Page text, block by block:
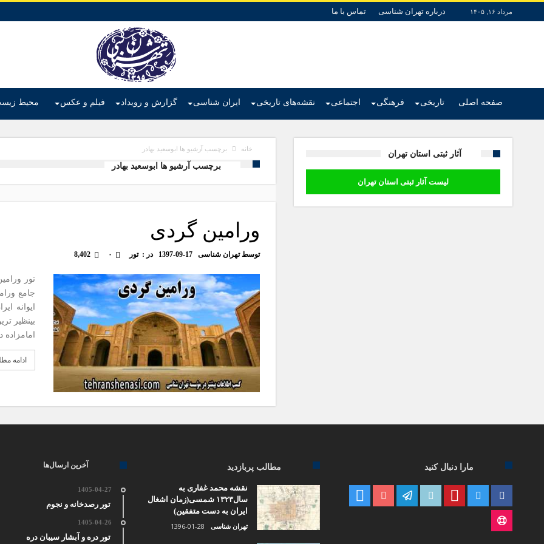
مرداد ۱۶, ۱۴۰۵ درباره تهران شناسی تماس با ما
صفحه اصلی تاریخی فرهنگی اجتماعی نقشه‌های تاریخی ایران شناسی گزارش و رویداد فیلم و عکس محیط
خانه برچسب آرشیو ها ابوسعید بهادر
برچسب آرشیو ها ابوسعید بهادر
ورامین گردی
توسطتهران شناسی 1397-09-17 در :تور ۰ 8,402
تور
جامع
ایوانه
بینظیر
ادامه
آثار ثبتی استان تهران
لیست آثار ثبتی استان تهران
مارا دنبال کنید مطالب پربازدید
نقشه محمد غفاری به
سال۱۳۲۳ شمسی(زمان اشغال
ایران به دست متفقین)
تهران شناسی 1396-01-28
آخرین ارسال‌ها
1405-04-27
تور رصدخانه و نجوم
1405-04-26
تور دره و آبشار سیبان دره